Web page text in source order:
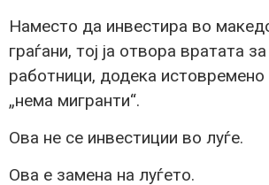
Наместо да инвестира во
граѓани, тој ја отвора вратата
работници, додека
„нема мигранти“.
Ова не се инвестиции во луѓе.
Ова е замена на луѓето.